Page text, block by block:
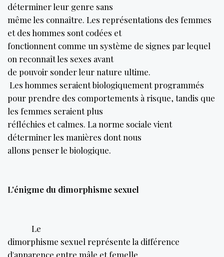
déterminer leur genre sans
même les connaître. Les représentations des femmes
et des hommes sont codées et
fonctionnent comme un système de signes par lequel
on reconnaît les sexes avant
de pouvoir sonder leur nature ultime.
Les hommes seraient biologiquement programmés
pour prendre des comportements à risque, tandis que
les femmes seraient plus
réfléchies et calmes. La norme sociale vient
déterminer les manières dont nous
allons penser le biologique.
L'énigme du dimorphisme sexuel
Le
dimorphisme sexuel représente la différence
d'apparence entre mâle et femelle